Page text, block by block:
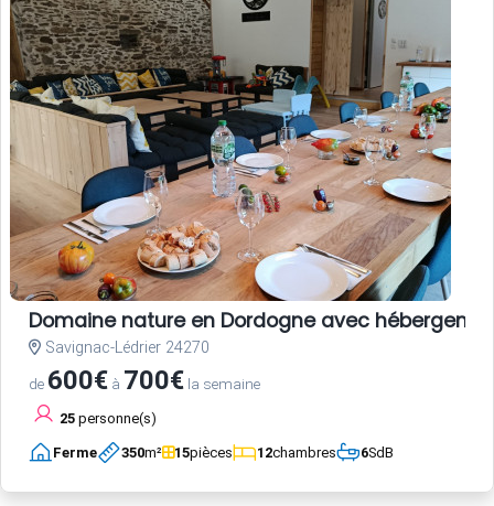
Domaine nature en Dordogne avec
Savignac-Lédrier 24270
de 600€ à 700€ la semaine
25 personne(s)
Ferme 350m² 15pièces 12chambres 6SdB